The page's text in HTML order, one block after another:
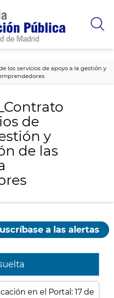
los servicios de apoyo a la gestión y
de
y
de las
a las alertas
en el Portal: 17 de